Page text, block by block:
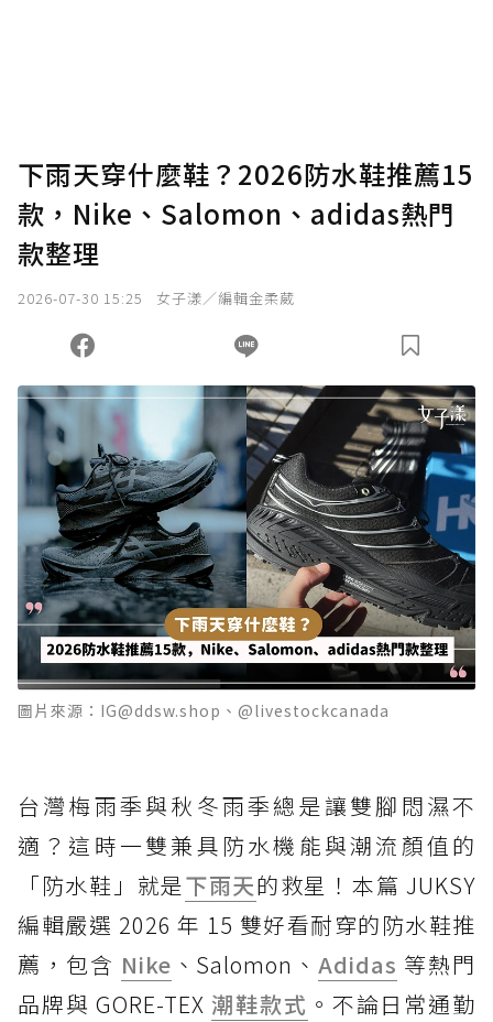
確認送出
您當前剩餘 U 利點數：0點；前往 購買點數
下雨天穿什麼鞋？2026防水鞋推薦15
款，Nike、Salomon、adidas熱門
款整理
2026-07-30 15:25 女子漾／編輯金柔葳
圖片來源：IG@ddsw.shop、@livestockcanada
台灣梅雨季與秋冬雨季總是讓雙腳悶濕不
適？這時一雙兼具防水機能與潮流顏值的
「防水鞋」就是下雨天的救星！本篇 JUKSY
編輯嚴選 2026 年 15 雙好看耐穿的防水鞋推
薦，包含 Nike 、Salomon、Adidas 等熱門
品牌與 GORE-TEX 潮鞋款式 。不論日常通勤